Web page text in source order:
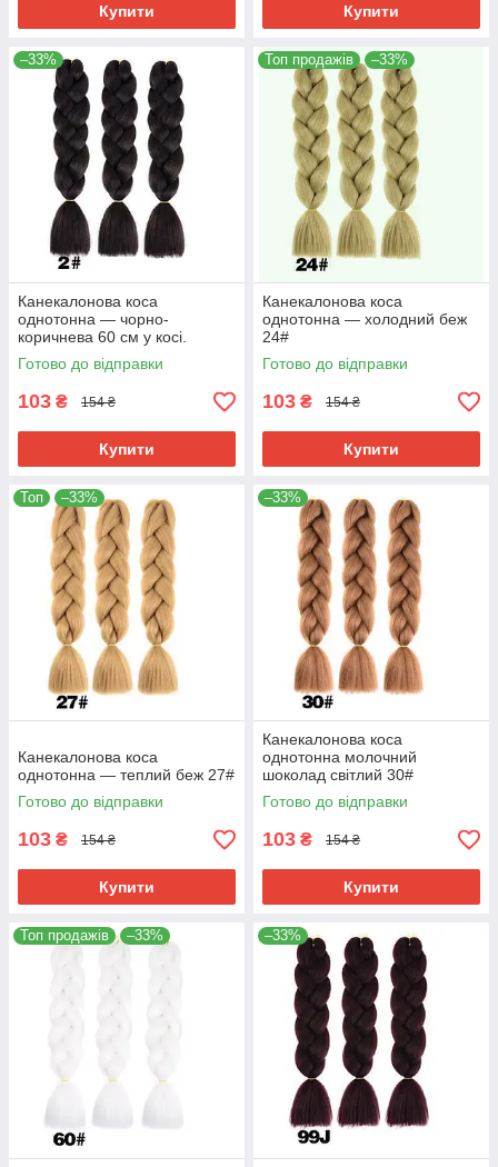
Купити Купити
–33%
Канекалонова коса
однотонна — чорно-
коричнева 60 см у косі.
Термостійкий. 2#
Готово до відправки
103 ₴ 154 ₴
Купити
Топ продажів –33%
Канекалонова коса
однотонна — холодний беж
24#
Готово до відправки
103 ₴ 154 ₴
Купити
Топ –33%
Канекалонова коса
однотонна — теплий беж 27#
Готово до відправки
103 ₴ 154 ₴
Купити
–33%
Канекалонова коса
однотонна молочний
шоколад світлий 30#
Готово до відправки
103 ₴ 154 ₴
Купити
Топ продажів –33% –33%